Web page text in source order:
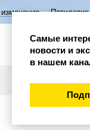
семьи в
Самые
новости и
в нашем